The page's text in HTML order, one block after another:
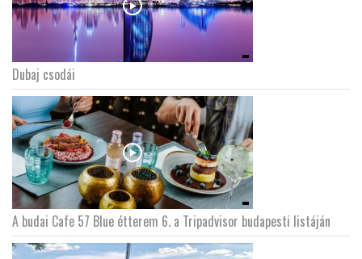
Dubaj csodái
A budai Cafe 57 Blue étterem 6. a Tripadvisor budapesti listáján